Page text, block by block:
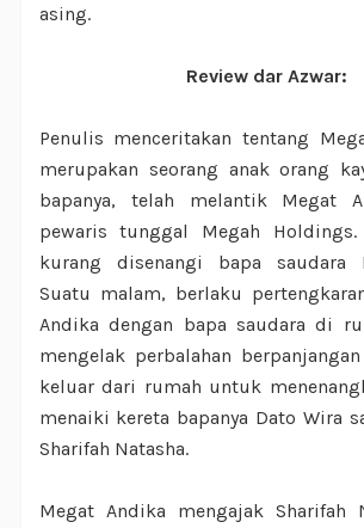
asing.
Review dar Azwar:
Penulis menceritakan tentang
merupakan seorang anak orang
bapanya, telah melantik Megat
pewaris tunggal Megah
kurang disenangi bapa saudara
Suatu malam, berlaku
Andika dengan bapa saudara di
mengelak perbalahan
keluar dari rumah untuk
menaiki kereta bapanya Dato Wira
Sharifah Natasha.
Megat Andika mengajak Sharifah